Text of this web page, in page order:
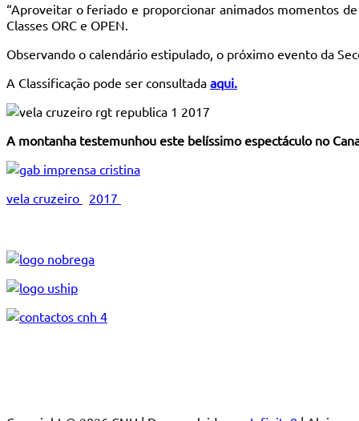
“Aproveitar o feriado e proporcionar animados momentos
Classes ORC e OPEN.
Observando o calendário estipulado, o próximo evento da
A Classificação pode ser consultada aqui.
A montanha testemunhou este belíssimo espectáculo no
vela cruzeiro 2017